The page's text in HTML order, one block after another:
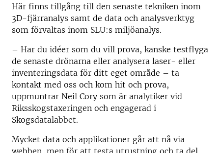
Här finns tillgång till den senaste tekniken inom
3D-fjärranalys samt de data och analysverktyg
som förvaltas inom SLU:s miljöanalys.
– Har du idéer som du vill prova, kanske testflyga
de senaste drönarna eller analysera laser- eller
inventeringsdata för ditt eget område – ta
kontakt med oss och kom hit och prova,
uppmuntrar Neil Cory som är analytiker vid
Riksskogstaxeringen och engagerad i
Skogsdatalabbet.
Mycket data och applikationer går att nå via
webben, men för att testa utrustning och ta del